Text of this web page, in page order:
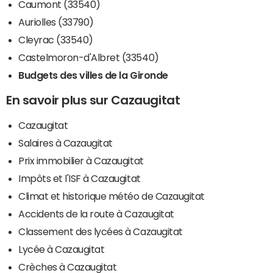
Caumont (33540)
Auriolles (33790)
Cleyrac (33540)
Castelmoron-d'Albret (33540)
Budgets des villes de la Gironde
En savoir plus sur Cazaugitat
Cazaugitat
Salaires à Cazaugitat
Prix immobilier à Cazaugitat
Impôts et l'ISF à Cazaugitat
Climat et historique météo de Cazaugitat
Accidents de la route à Cazaugitat
Classement des lycées à Cazaugitat
Lycée à Cazaugitat
Crèches à Cazaugitat